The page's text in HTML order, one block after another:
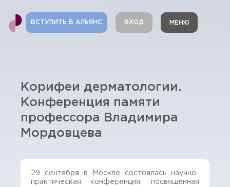
Корифеи дерматологии.
Конференция памяти
профессора Владимира
Мордовцева
29 сентября в Москве состоялась научно-
практическая конференция, посвященная
ВСТУПИТЬ В АЛЬЯНС ВХОД МЕНЮ